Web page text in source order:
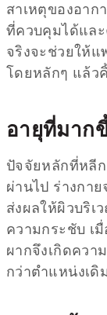
สาเหตุของอา
ที่ควบคุมได้แล
จริงจะช่วยให้แ
โดยหลักๆ แล้ว
อายุที่มาก
ปัจจัยหลักที่หลีก
ผ่านไป ร่างกา
ส่งผลให้ผิวบริ
ความกระชับ เ
ผากจึงเกิดคว
กว่าตำแหน่งเ